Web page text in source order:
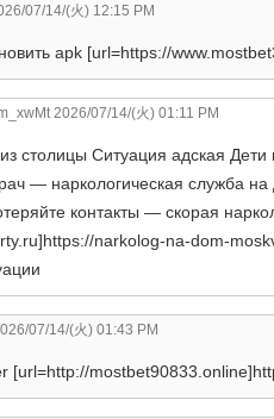
07/14/(火) 12:15 PM
apk [url=https://
2026/07/14/(火) 01:11 PM
столицы Ситуация адская
— наркологическая служба
контакты — скорая
narkolog-na-dom-
07/14/(火) 01:43 PM
[url=http://